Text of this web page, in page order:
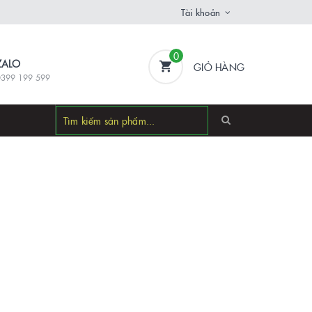
Tài khoản
199 599
0
GIỎ HÀNG